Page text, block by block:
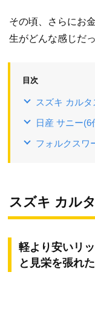
その頃、さらにお
生がどんな感じだ
目次
スズキ カル
日産 サニー(6
フォルクスワ
スズキ カル
軽より安いリ
と見栄を張れた